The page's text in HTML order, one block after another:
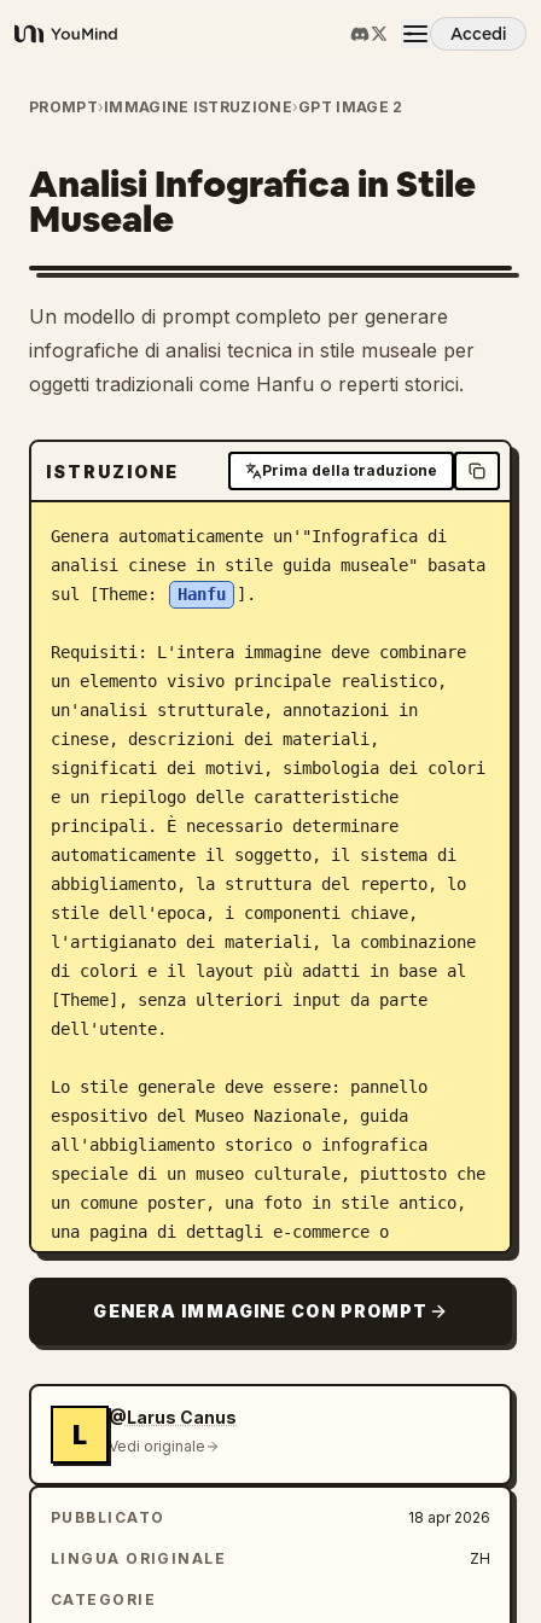
YouMind
Accedi
Panoramica
Casi d'uso
Abilità
Prompt
Scarica
Blog
Aggiornamenti
PROMPT›IMMAGINE ISTRUZIONE›GPT IMAGE 2
Analisi Infografica in Stile
Museale
Un modello di prompt completo per generare
infografiche di analisi tecnica in stile museale per
oggetti tradizionali come Hanfu o reperti storici.
ISTRUZIONE Prima della traduzione
Genera automaticamente un'"Infografica di
analisi cinese in stile guida museale" basata
sul [Theme:
Hanfu ].
Requisiti: L'intera immagine deve combinare
un elemento visivo principale realistico,
un'analisi strutturale, annotazioni in
cinese, descrizioni dei materiali,
significati dei motivi, simbologia dei colori
e un riepilogo delle caratteristiche
principali. È necessario determinare
automaticamente il soggetto, il sistema di
abbigliamento, la struttura del reperto, lo
stile dell'epoca, i componenti chiave,
l'artigianato dei materiali, la combinazione
di colori e il layout più adatti in base al
[Theme], senza ulteriori input da parte
dell'utente.
Lo stile generale deve essere: pannello
espositivo del Museo Nazionale, guida
all'abbigliamento storico o infografica
speciale di un museo culturale, piuttosto che
un comune poster, una foto in stile antico,
una pagina di dettagli e-commerce o
un'illustrazione anime. Lo sfondo deve
sporco, bianco seta o color tè chiaro.
L'aspetto complessivo deve essere raffinato,
- In alto: Titolo principale in cinese +
sottotitolo + introduzione
- A sinistra: Area di analisi strutturale con
linee guida in cinese che contrassegnano i
- In alto a destra: Area
GENERA IMMAGINE CON PROMPT
L
@Larus Canus
Vedi originale
PUBBLICATO 18 apr 2026
LINGUA ORIGINALE ZH
CATEGORIE